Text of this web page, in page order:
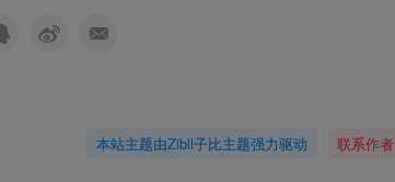
本站主题由Zibll子比主题强力驱动 联系作者